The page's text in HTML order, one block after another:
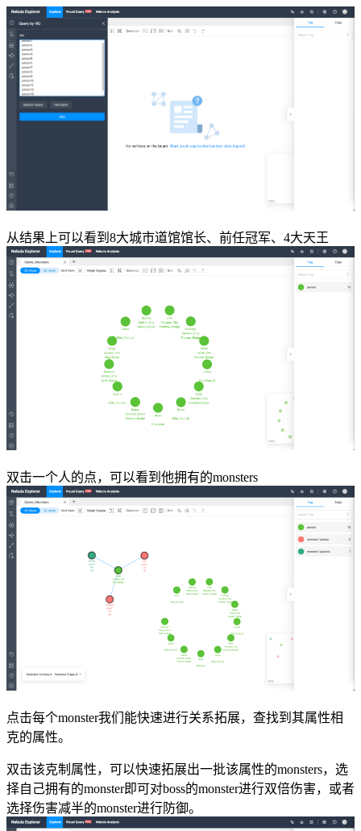
从结果上可以看到8大城市道馆馆长、前任冠军、4大天王
双击一个人的点，可以看到他拥有的monsters
点击每个monster我们能快速进行关系拓展，查找到其属性相
克的属性。
双击该克制属性，可以快速拓展出一批该属性的monsters，选
择自己拥有的monster即可对boss的monster进行双倍伤害，或者
选择伤害减半的monster进行防御。